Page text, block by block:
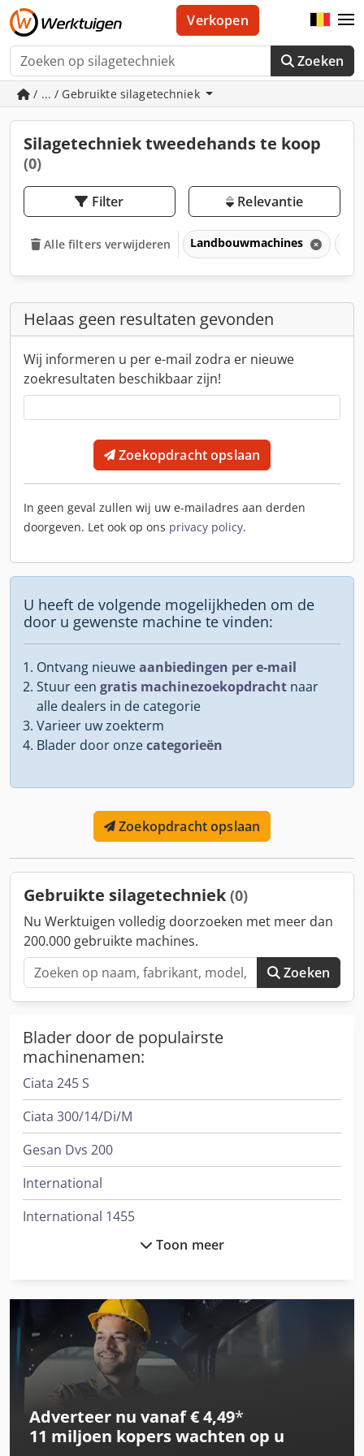
Zoeken
Verkopen
/ ... / Gebruikte silagetechniek
Silagetechniek tweedehands te koop
(0)
Filter Relevantie
Alle filters verwijderen Landbouwmachines
Helaas geen resultaten gevonden
Wij informeren u per e-mail zodra er nieuwe
zoekresultaten beschikbaar zijn!
Zoekopdracht opslaan
In geen geval zullen wij uw e-mailadres aan derden
doorgeven. Let ook op ons privacy policy.
U heeft de volgende mogelijkheden om de
door u gewenste machine te vinden:
Ontvang nieuweaanbiedingen per e-mail
Stuur een gratis machinezoekopdracht naar
alle dealers in de categorie
Varieer uw zoekterm
Blader door onzecategorieën
Zoekopdracht opslaan
Gebruikte silagetechniek (0)
Nu Werktuigen volledig doorzoeken met meer dan
200.000 gebruikte machines.
Zoeken
Blader door de populairste
machinenamen:
Ciata 245 S
Ciata 300/14/Di/M
Gesan Dvs 200
International
International 1455
International 533
International 553
International 554
International 654
International 745 S
Toon meer
Adverteer nu vanaf € 4,49*
11 miljoen koperswachten op u